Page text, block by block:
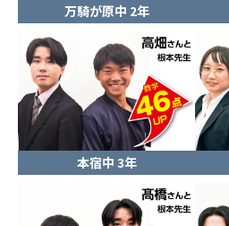
万騎が原中 2年
本宿中 3年